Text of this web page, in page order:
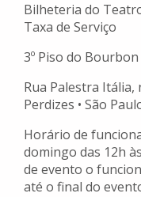
Bilheteria do
Taxa de Serviço
3º Piso do
Rua Palestra Itália,
Perdizes • São
Horário de
domingo das 12h
de evento o
até o final do